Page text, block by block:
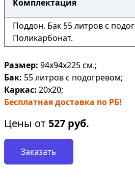
Комплектация
Поддон, Бак 55 литров с
Поликарбонат.
Размер: 94х94х225см.;
Бак: 55 литровс подогревом;
Каркас: 20х20;
Бесплатная доставка по РБ!
Цены от 527 руб.
Заказать